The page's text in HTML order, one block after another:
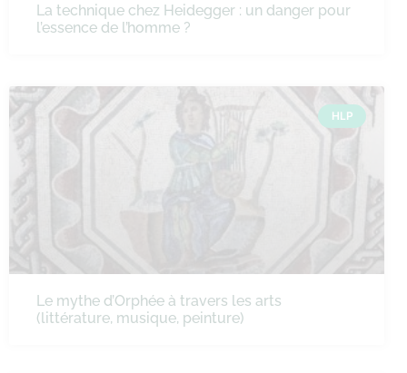
La technique chez Heidegger : un danger pour
l’essence de l’homme ?
HLP
Le mythe d’Orphée à travers les arts
(littérature, musique, peinture)